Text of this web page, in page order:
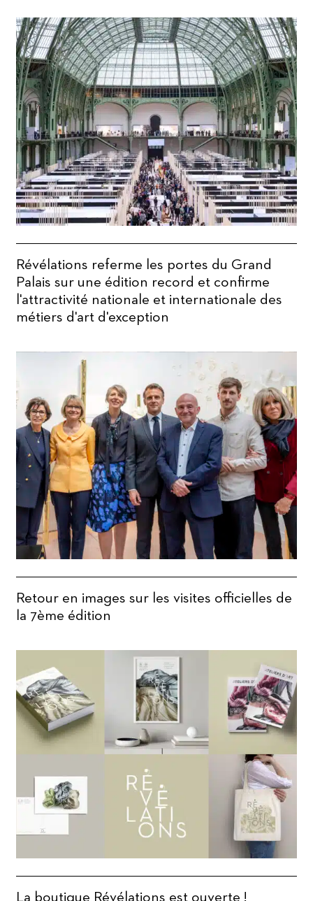
Révélations referme les portes du Grand
Palais sur une édition record et confirme
l'attractivité nationale et internationale des
métiers d'art d'exception
Retour en images sur les visites officielles de
la 7ème édition
La boutique Révélations est ouverte !